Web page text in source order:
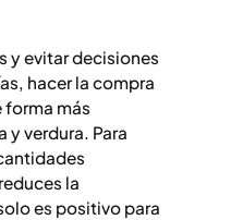
y evitar decisiones
hacer la compra
forma más
verdura. Para
la
es positivo para